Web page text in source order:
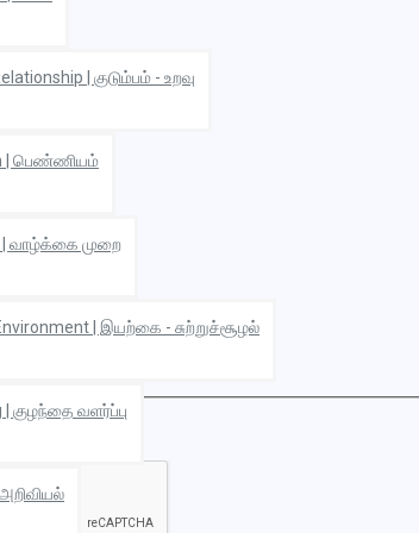
| குடும்பம் - உறவு
| பெண்ணியம்
| வாழ்க்கை முறை
| இயற்கை - சுற்றுச்சூழல்
| குழந்தை வளர்ப்பு
validation below